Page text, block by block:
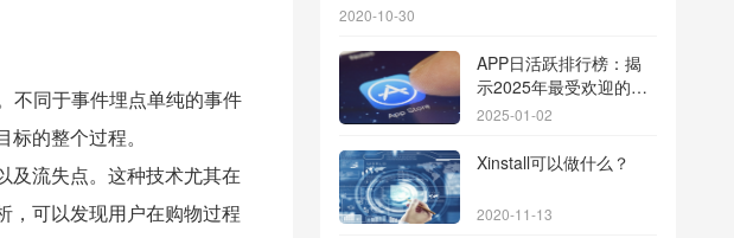
不同于事件埋点单纯的事件
的整个过程。
及流失点。这种技术尤其在
，可以发现用户在购物过程
2020-10-30
APP日活跃排行榜：揭
示2025年最受欢迎的应
用背后的秘密
2025-01-02
Xinstall可以做什么？
2020-11-13